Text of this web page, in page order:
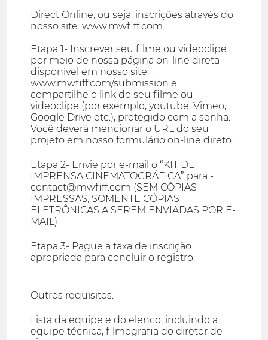
Direct Online, ou seja, inscrições através do
nosso site: www.mwfiff.com
Etapa 1- Inscrever seu filme ou videoclipe
por meio de nossa página on-line direta
disponível em nosso site:
www.mwfiff.com/submission e
compartilhe o link do seu filme ou
videoclipe (por exemplo, youtube, Vimeo,
Google Drive etc.), protegido com a senha.
Você deverá mencionar o URL do seu
projeto em nosso formulário on-line direto.
Etapa 2- Envie por e-mail o “KIT DE
IMPRENSA CINEMATOGRÁFICA” para -
contact@mwfiff.com (SEM CÓPIAS
IMPRESSAS, SOMENTE CÓPIAS
ELETRÔNICAS A SEREM ENVIADAS POR E-
MAIL)
Etapa 3- Pague a taxa de inscrição
apropriada para concluir o registro.
Outros requisitos:
Lista da equipe e do elenco, incluindo a
equipe técnica, filmografia do diretor de